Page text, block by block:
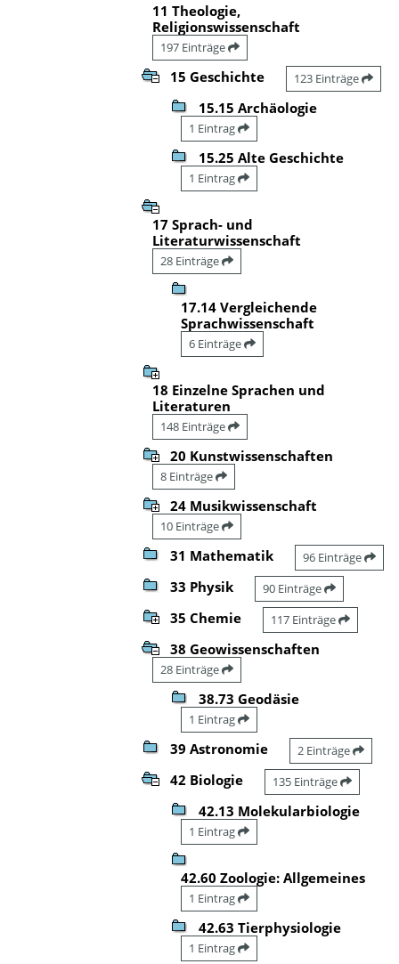
11 Theologie,
Religionswissenschaft
197 Einträge
15 Geschichte 123 Einträge
15.15 Archäologie
1 Eintrag
15.25 Alte Geschichte
1 Eintrag
17 Sprach- und
Literaturwissenschaft
28 Einträge
17.14 Vergleichende
Sprachwissenschaft
6 Einträge
18 Einzelne Sprachen und
Literaturen
148 Einträge
20 Kunstwissenschaften
8 Einträge
24 Musikwissenschaft
10 Einträge
31 Mathematik 96 Einträge
33 Physik 90 Einträge
35 Chemie 117 Einträge
38 Geowissenschaften
28 Einträge
38.73 Geodäsie
1 Eintrag
39 Astronomie 2 Einträge
42 Biologie 135 Einträge
42.13 Molekularbiologie
1 Eintrag
42.60 Zoologie: Allgemeines
1 Eintrag
42.63 Tierphysiologie
1 Eintrag